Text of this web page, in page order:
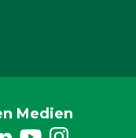
Medien